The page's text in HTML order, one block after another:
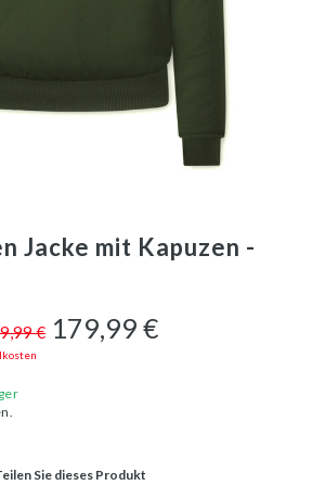
Jacke mit Kapuzen -
€ 179,99 €
Sie dieses Produkt